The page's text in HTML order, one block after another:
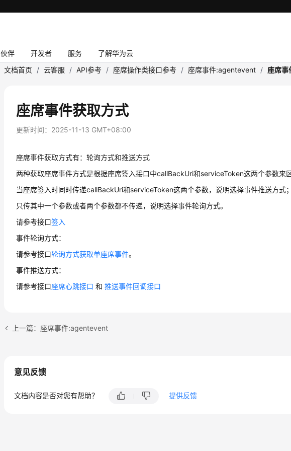
伙伴 开发者 服务 了解华为云
文档首页 / 云客服 / API参考 / 座席操作类接口参考 / 座席事件:agentevent / 座席事
座席事件获取方式
更新时间： 2025-11-13 GMT+08:00
座席事件获取方式有：轮询方式和推送方式
两种获取座席事件方式是根据座席签入接口中callBackUri和serviceToken这两个参数来区
当座席签入时同时传递callBackUri和serviceToken这两个参数，说明选择事件推送方式；
只传其中一个参数或者两个参数都不传递，说明选择事件轮询方式。
请参考接口签入
事件轮询方式：
请参考接口轮询方式获取单座席事件。
事件推送方式：
请参考接口座席心跳接口 和推送事件回调接口
上一篇：座席事件:agentevent
意见反馈
文档内容是否对您有帮助？ 提供反馈